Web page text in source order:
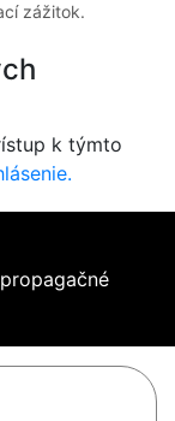
zážitok.
k týmto